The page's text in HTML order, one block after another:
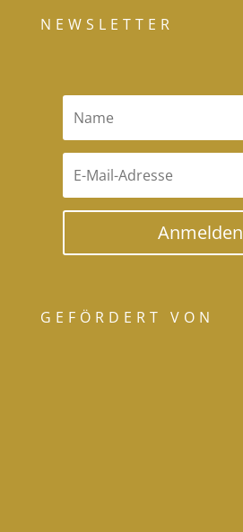
NEWSLETTER
Anmelden
GEFÖRDERT VON